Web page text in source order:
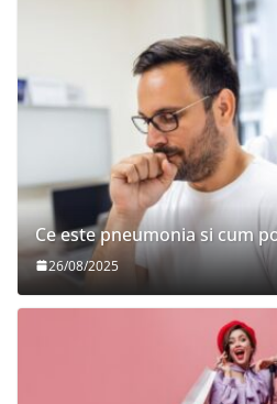
Ce este pneumonia si cum
26/08/2025